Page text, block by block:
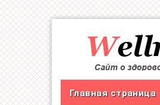
Главная страница